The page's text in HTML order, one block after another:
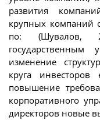
развития
крупных компаний
по: (Шувалов,
изменение
круга инвесторов
повышение
корпоративного
директоров новые